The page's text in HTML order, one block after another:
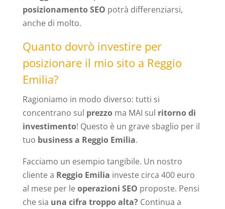
posizionamento SEO potrà differenziarsi,
anche di molto.
Quanto dovrò investire per
posizionare il mio sito a Reggio
Emilia?
Ragioniamo in modo diverso: tutti si
concentrano sul prezzoma MAI sul ritorno di
investimento! Questo è un grave sbaglio per il
tuo business a Reggio Emilia.
Facciamo un esempio tangibile. Un nostro
cliente a Reggio Emilia investe circa 400 euro
al mese per leoperazioni SEO proposte. Pensi
che sia una cifra troppo alta?Continua a